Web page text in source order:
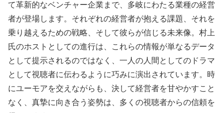
て革新的なベンチャー企業まで、多岐にわたる業種の経営
者が登場します。それぞれの経営者が抱える課題、それを
乗り越えるための戦略、そして彼らが信じる未来像。村上
氏のホストとしての進行は、これらの情報が単なるデータ
として提示されるのではなく、一人の人間としてのドラマ
として視聴者に伝わるように巧みに演出されています。時
にユーモアを交えながらも、決して経営者を甘やかすこと
なく、真摯に向き合う姿勢は、多くの視聴者からの信頼を